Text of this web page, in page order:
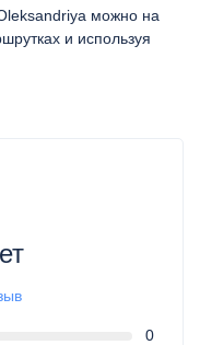
можно на
и используя
0